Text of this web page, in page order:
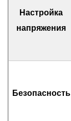
Настройка
напряжения
Безопасность